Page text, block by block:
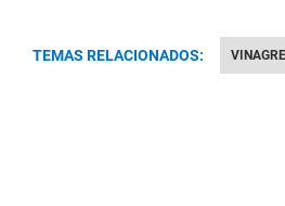
TEMAS RELACIONADOS: VINAGRE